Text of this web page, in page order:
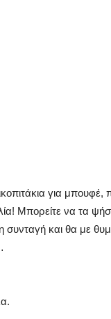
για
Μπορείτε να τα
και θα με